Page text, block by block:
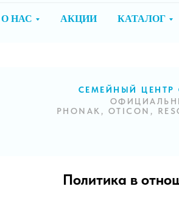
О НАС АКЦИИ КАТАЛОГ
СЕМЕЙНЫЙ ЦЕНТР
PHONAK, OTICON,
Политика в